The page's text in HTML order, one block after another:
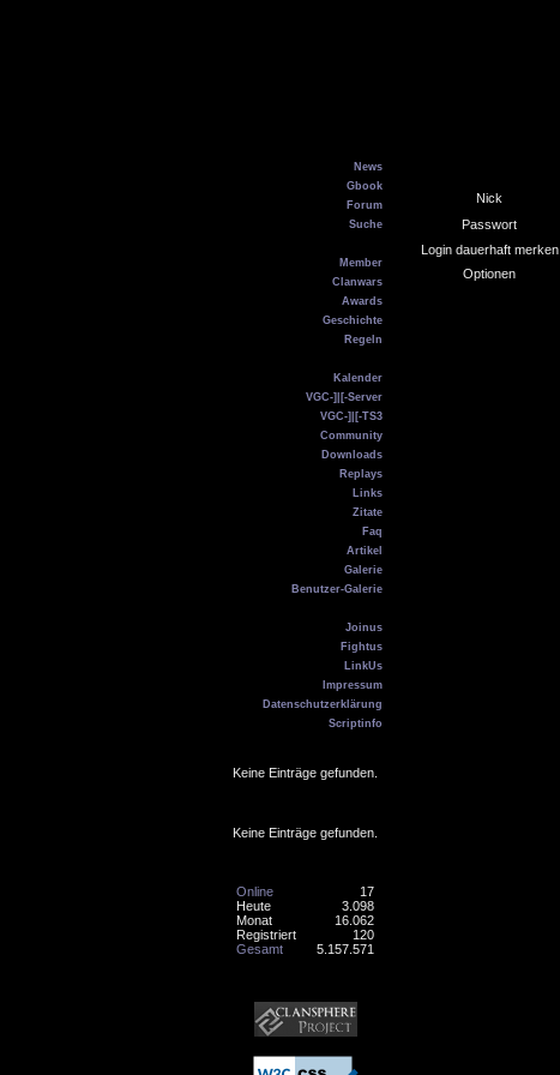
News
Gbook
Forum
Suche
Member
Clanwars
Awards
Geschichte
Regeln
Kalender
VGC-]|[-Server
VGC-]|[-TS3
Community
Downloads
Replays
Links
Zitate
Faq
Artikel
Galerie
Benutzer-Galerie
Joinus
Fightus
LinkUs
Impressum
Datenschutzerklärung
Scriptinfo
Keine Einträge gefunden.
Keine Einträge gefunden.
17
Online
3.098
Heute
16.062
Monat
120
Registriert
5.157.571
Gesamt
Nick
Passwort
Login dauerhaft merken
Optionen